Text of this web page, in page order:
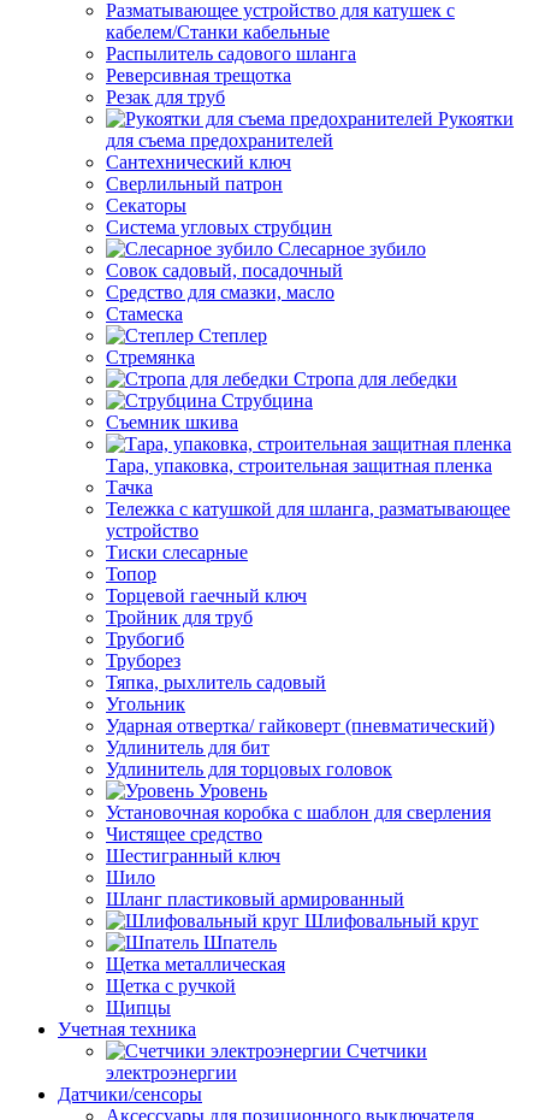
Разматывающее устройство для катушек с
кабелем/Станки кабельные
Распылитель садового шланга
Реверсивная трещотка
Резак для труб
Рукоятки
для съема предохранителей
Сантехнический ключ
Сверлильный патрон
Секаторы
Система угловых струбцин
Слесарное зубило
Совок садовый, посадочный
Средство для смазки, масло
Стамеска
Степлер
Стремянка
Стропа для лебедки
Струбцина
Съемник шкива
Тара, упаковка, строительная защитная пленка
Тачка
Тележка с катушкой для шланга, разматывающее
устройство
Тиски слесарные
Топор
Торцевой гаечный ключ
Тройник для труб
Трубогиб
Труборез
Тяпка, рыхлитель садовый
Угольник
Ударная отвертка/ гайковерт (пневматический)
Удлинитель для бит
Удлинитель для торцовых головок
Уровень
Установочная коробка с шаблон для сверления
Чистящее средство
Шестигранный ключ
Шило
Шланг пластиковый армированный
Шлифовальный круг
Шпатель
Щетка металлическая
Щетка с ручкой
Щипцы
Учетная техника
Счетчики
электроэнергии
Датчики/сенсоры
Аксессуары для позиционного выключателя